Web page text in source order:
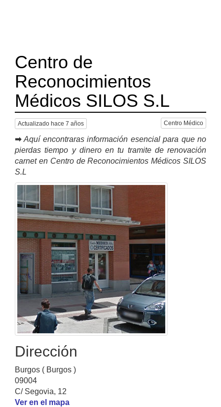
Centro de
Reconocimientos
Médicos SILOS S.L
Actualizado hace 7 años Centro Médico
➡ Aquí encontraras información esencial para que no
pierdas tiempo y dinero en tu tramite de renovación
carnet en Centro de Reconocimientos Médicos SILOS
S.L
Dirección
Burgos ( Burgos )
09004
C/ Segovia, 12
Ver en el mapa